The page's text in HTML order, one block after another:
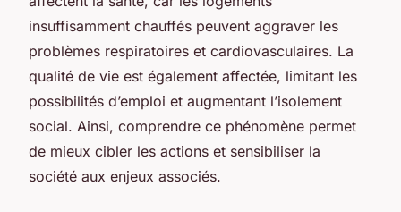
insuffisamment chauffés peuvent aggraver les
problèmes respiratoires et cardiovasculaires. La
qualité de vie est également affectée, limitant les
possibilités d’emploi et augmentant l’isolement
social. Ainsi, comprendre ce phénomène permet
de mieux cibler les actions et sensibiliser la
société aux enjeux associés.